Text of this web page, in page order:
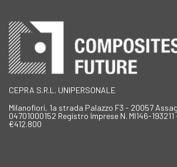
CEPRA S.R.L. UNIPERSONALE
Milanofiori, 1a strada Palazzo F3 - 20057
04701000152 Registro Imprese N. MI146-
€412.800